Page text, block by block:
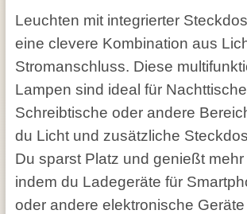
Leuchten mit integrierter
eine clevere Kombination aus
Stromanschluss. Diese
Lampen sind ideal für
Schreibtische oder andere
du Licht und zusätzliche
Du sparst Platz und genießt mehr
indem du Ladegeräte für
oder andere elektronische